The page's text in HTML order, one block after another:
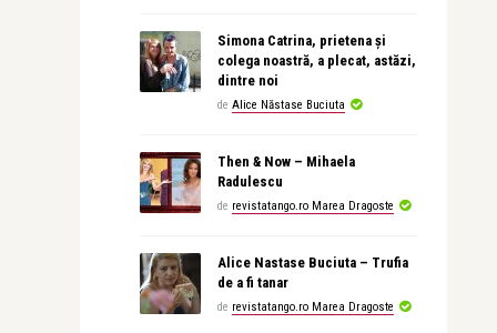
Simona Catrina, prietena și
colega noastră, a plecat, astăzi,
dintre noi
de Alice Năstase Buciuta
Then & Now – Mihaela
Radulescu
de revistatango.ro Marea Dragoste
Alice Nastase Buciuta – Trufia
de a fi tanar
de revistatango.ro Marea Dragoste